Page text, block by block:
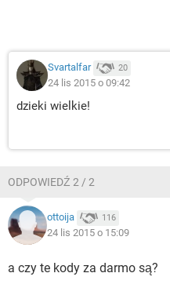
Svartalfar 20
24 lis 2015 o 09:42
dzieki wielkie!
ODPOWIEDŹ 2 / 2
ottoija 116
24 lis 2015 o 15:09
a czy te kody za darmo są?